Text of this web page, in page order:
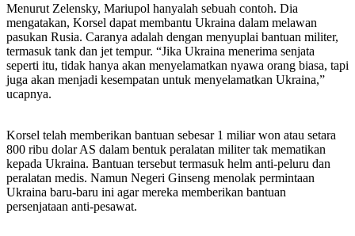
Menurut Zelensky, Mariupol hanyalah sebuah contoh. Dia
mengatakan, Korsel dapat membantu Ukraina dalam melawan
pasukan Rusia. Caranya adalah dengan menyuplai bantuan militer,
termasuk tank dan jet tempur. “Jika Ukraina menerima senjata
seperti itu, tidak hanya akan menyelamatkan nyawa orang biasa, tapi
juga akan menjadi kesempatan untuk menyelamatkan Ukraina,”
ucapnya.
Korsel telah memberikan bantuan sebesar 1 miliar won atau setara
800 ribu dolar AS dalam bentuk peralatan militer tak mematikan
kepada Ukraina. Bantuan tersebut termasuk helm anti-peluru dan
peralatan medis. Namun Negeri Ginseng menolak permintaan
Ukraina baru-baru ini agar mereka memberikan bantuan
persenjataan anti-pesawat.